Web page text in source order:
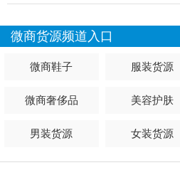
微商货源频道入口
微商鞋子 服装货源
微商奢侈品 美容护肤
男装货源 女装货源